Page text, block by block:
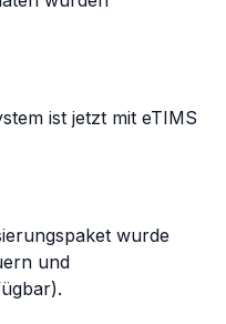
ist jetzt mit eTIMS
wurde
und